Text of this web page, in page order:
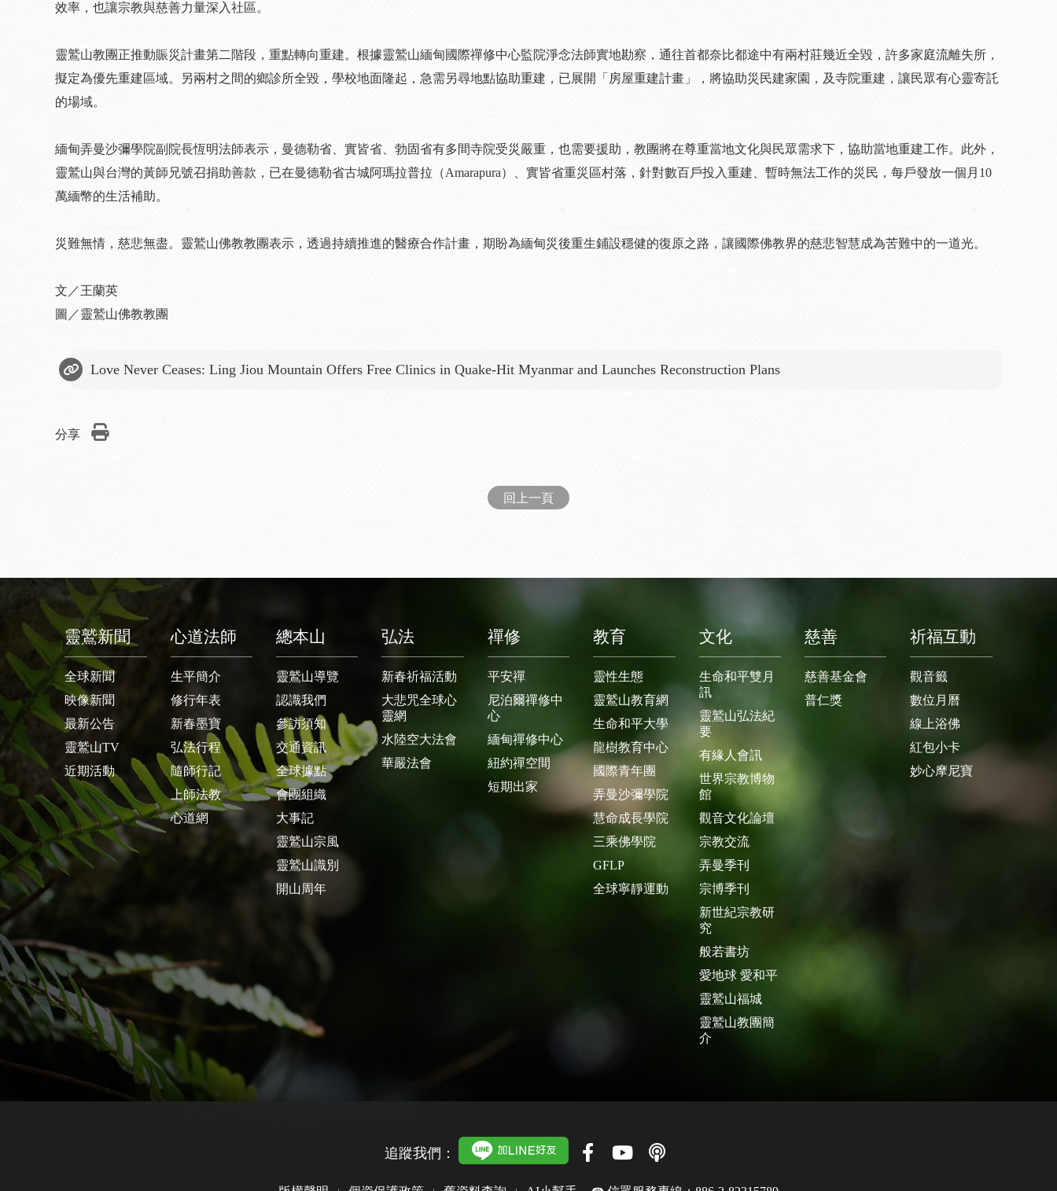
效率，也讓宗教與慈善力量深入社區。
靈鷲山教團正推動賑災計畫第二階段，重點轉向重建。根據靈鷲山緬甸國際禪修中心監院淨念法師實地勘察，通往首都奈比都途中有兩村莊幾近全毀，許多家庭流離失所，
擬定為優先重建區域。另兩村之間的鄉診所全毀，學校地面隆起，急需另尋地點協助重建，已展開「房屋重建計畫」，將協助災民建家園，及寺院重建，讓民眾有心靈寄託
的場域。
緬甸弄曼沙彌學院副院長恆明法師表示，曼德勒省、實皆省、勃固省有多間寺院受災嚴重，也需要援助，教團將在尊重當地文化與民眾需求下，協助當地重建工作。此外，
靈鷲山與台灣的黃師兄號召捐助善款，已在曼德勒省古城阿瑪拉普拉（Amarapura）、實皆省重災區村落，針對數百戶投入重建、暫時無法工作的災民，每戶發放一個月10
萬緬幣的生活補助。
災難無情，慈悲無盡。靈鷲山佛教教團表示，透過持續推進的醫療合作計畫，期盼為緬甸災後重生鋪設穩健的復原之路，讓國際佛教界的慈悲智慧成為苦難中的一道光。
文／王蘭英
圖／靈鷲山佛教教團
Love Never Ceases: Ling Jiou Mountain Offers Free Clinics in Quake-Hit Myanmar and Launches Reconstruction Plans
分享
回上一頁
靈鷲新聞
全球新聞
映像新聞
最新公告
靈鷲山TV
近期活動
心道法師
生平簡介
修行年表
新春墨寶
弘法行程
隨師行記
上師法教
心道網
總本山
靈鷲山導覽
認識我們
參訪須知
交通資訊
全球據點
會團組織
大事記
靈鷲山宗風
靈鷲山識別
開山周年
弘法
新春祈福活動
大悲咒全球心
靈網
水陸空大法會
華嚴法會
禪修
平安禪
尼泊爾禪修中
心
緬甸禪修中心
紐約禪空間
短期出家
教育
靈性生態
靈鷲山教育網
生命和平大學
龍樹教育中心
國際青年團
弄曼沙彌學院
慧命成長學院
三乘佛學院
GFLP
全球寧靜運動
文化
生命和平雙月
訊
靈鷲山弘法紀
要
有緣人會訊
世界宗教博物
館
觀音文化論壇
宗教交流
弄曼季刊
宗博季刊
新世紀宗教研
究
般若書坊
愛地球 愛和平
靈鷲山福城
靈鷲山教團簡
介
慈善
慈善基金會
普仁獎
祈福互動
觀音籤
數位月曆
線上浴佛
紅包小卡
妙心摩尼寶
追蹤我們：